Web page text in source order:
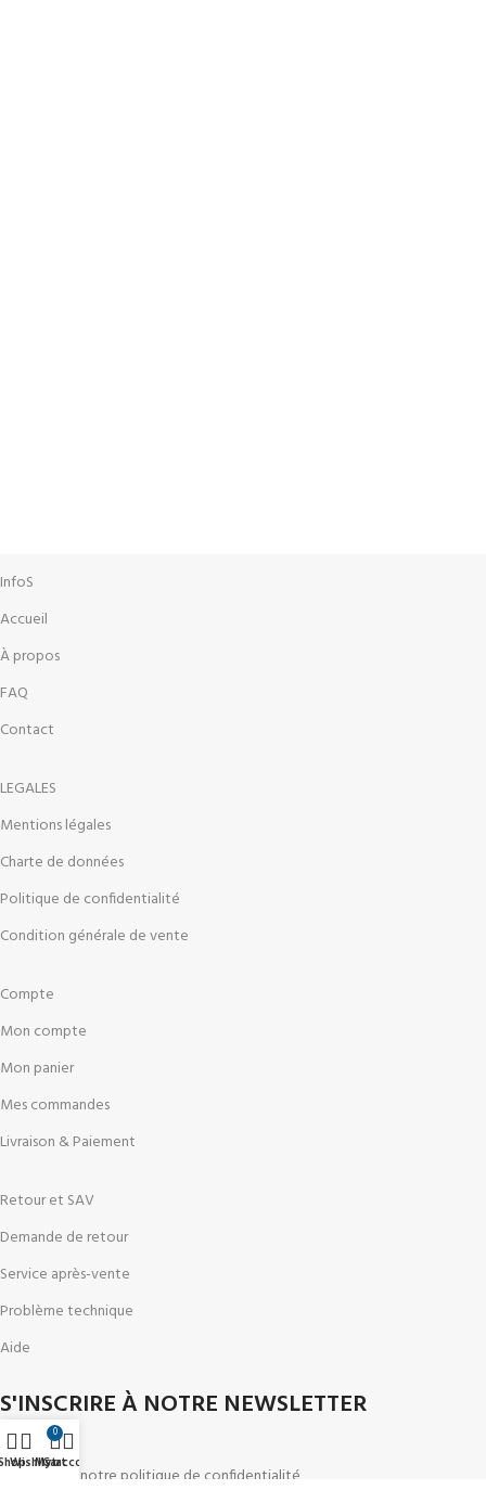
InfoS
Accueil
À propos
FAQ
Contact
LEGALES
Mentions légales
Charte de données
Politique de confidentialité
Condition générale de vente
Compte
Mon compte
Mon panier
Mes commandes
Livraison & Paiement
Retour et SAV
Demande de retour
Service après-vente
Problème technique
Aide
S'INSCRIRE À NOTRE NEWSLETTER
Conforme à notre politique de confidentialité
Wishlist
0
Cart
My account